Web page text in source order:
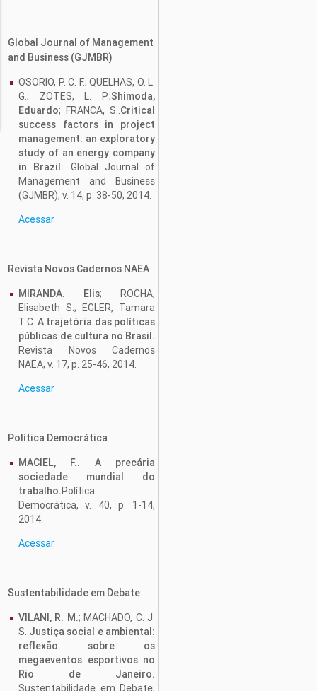
Global Journal of Management
and Business (GJMBR)
OSORIO, P. C. F.; QUELHAS, O. L.
G.; ZOTES, L. P.;Shimoda,
Eduardo; FRANCA, S..Critical
success factors in project
management: an exploratory
study of an energy company
in Brazil. Global Journal of
Management and Business
(GJMBR), v. 14, p. 38-50, 2014.
Acessar
Revista Novos Cadernos NAEA
MIRANDA. Elis; ROCHA,
Elisabeth S.; EGLER, Tamara
T.C..A trajetória das políticas
públicas de cultura no Brasil.
Revista Novos Cadernos
NAEA, v. 17, p. 25-46, 2014.
Acessar
Política Democrática
MACIEL, F.. A precária
sociedade mundial do
trabalho.Política
Democrática, v. 40, p. 1-14,
2014.
Acessar
Sustentabilidade em Debate
VILANI, R. M.; MACHADO, C. J.
S..Justiça social e ambiental:
reflexão sobre os
megaeventos esportivos no
Rio de Janeiro.
Sustentabilidade em Debate,